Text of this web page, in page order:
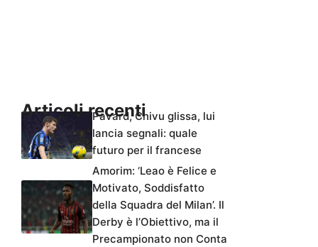
Articoli recentiPavard, Chivu glissa, lui
lancia segnali: quale
futuro per il francese
Amorim: ‘Leao è Felice e
Motivato, Soddisfatto
della Squadra del Milan’. Il
Derby è l’Obiettivo, ma il
Precampionato non Conta